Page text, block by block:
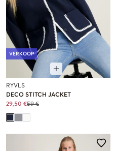
VERKOOP
RYVLS
DECO STITCH JACKET
29,50 €59 €